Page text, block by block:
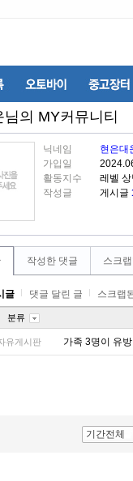
님의 MY커뮤니티
닉네임
현은대
가입일
활동지수
레벨
작성글
게시글
작성한 댓글 스크
글 댓글 달린 글 스크랩
분류
유게시판 가족 3명이 유
기간전체